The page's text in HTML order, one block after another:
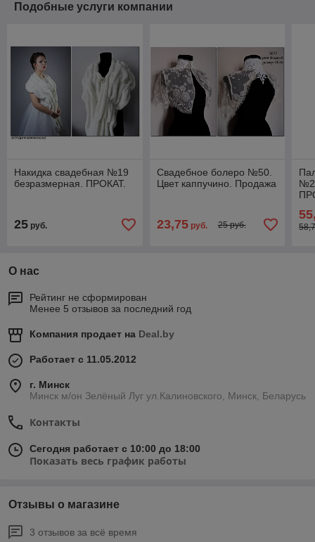
Подобные услуги компании
Накидка свадебная №19
безразмерная. ПРОКАТ.
25 руб.
Свадебное болеро №50.
Цвет каппучино. Продажа
23,75руб. 25 руб.
О нас
Рейтинг не сформирован
Менее 5 отзывов за последний год
Компания продает на Deal.by
Работает с 11.05.2012
г. Минск
Минск м/он Зелёный Луг ул.Калиновского, Минск, Беларусь
Контакты
Сегодня работает с 10:00 до 18:00
Показать весь график работы
Отзывы о магазине
3 отзывов за всё время